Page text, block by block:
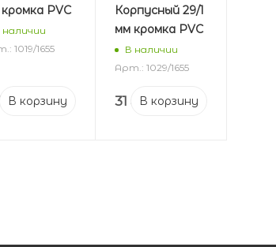
PVC
наличии
1019/1655
В корзину
Корпусный 29/1
мм кромка PVC
В наличии
Арт.: 1029/1655
31 ₽ В корзину